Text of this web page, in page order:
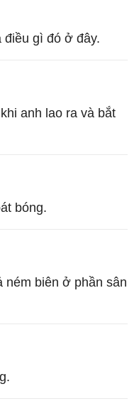
điều gì đó ở đây.
anh lao ra và bắt
bóng.
ném biên ở phần sân